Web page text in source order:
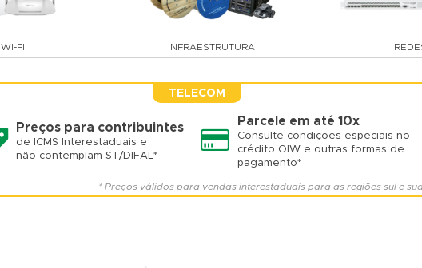
WI-FI INFRAESTRUTURA
TELECOM
Preços para contribuintes
de ICMS Interestaduais e
não contemplam ST/DIFAL*
Parcele em até 10x
Consulte condições especiais no
crédito OIW e outras formas de
pagamento*
* Preços válidos para vendas interestaduais para as regiões sul e